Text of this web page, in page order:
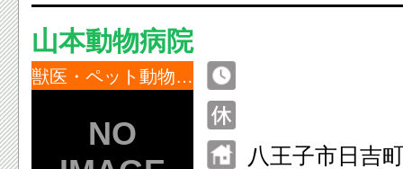
山本動物病院
獣医・ペット動物病院
八王子市日吉